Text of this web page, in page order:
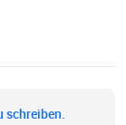
schreiben.